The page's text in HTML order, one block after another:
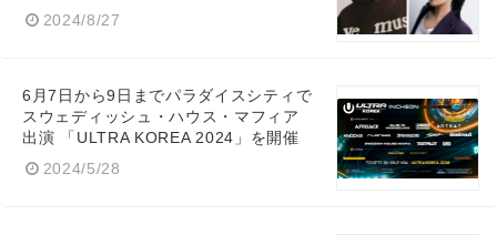
2024/8/27
6月7日から9日までパラダイスシティで
スウェディッシュ・ハウス・マフィア
出演 「ULTRA KOREA 2024」を開催
2024/5/28